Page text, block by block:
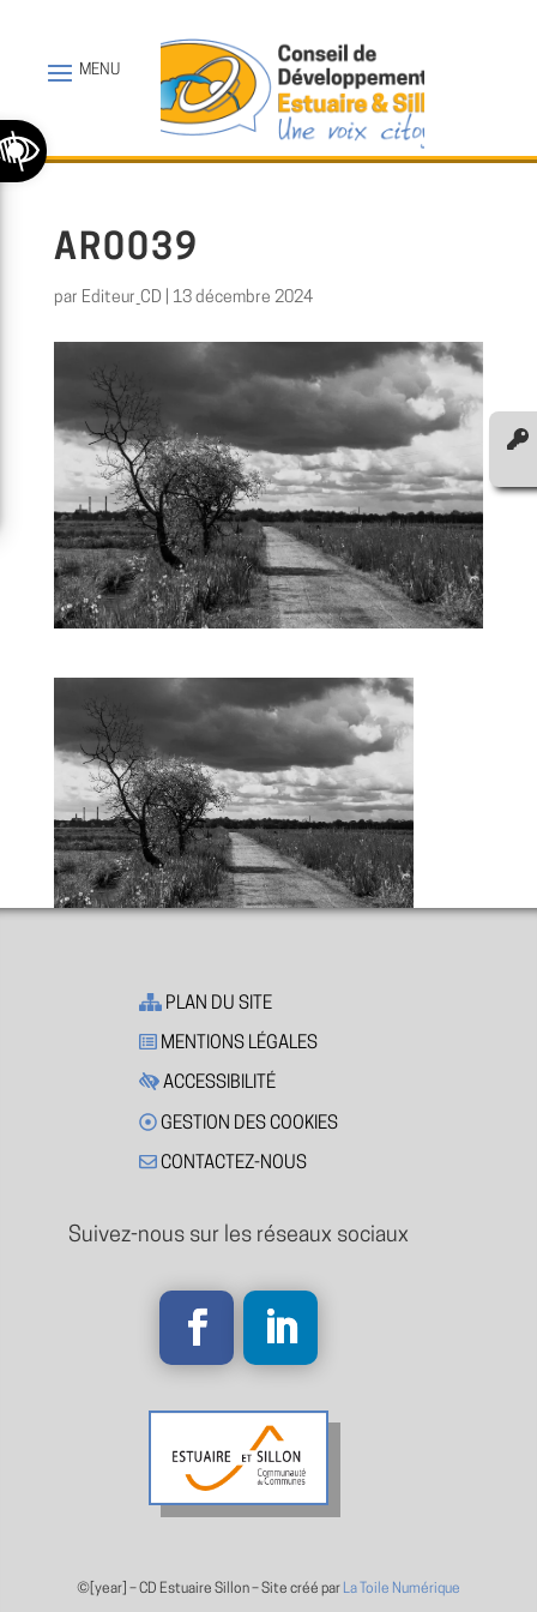
la barre d’outils
AR0039
par Editeur_CD 13 décembre 2024
PLAN DU SITE
MENTIONS LÉGALES
ACCESSIBILITÉ
GESTION DES COOKIES
CONTACTEZ-NOUS
Suivez-nous sur les réseaux sociaux
©[year] –CD Estuaire Sillon – Site créé par La Toile Numérique